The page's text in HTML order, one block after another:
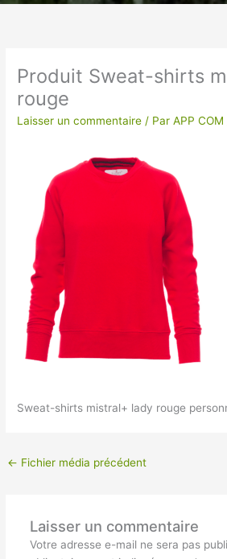
VÊTEMENTS ET OBJETS À
PERSONNALISER EN BRODERIE POUR
QUALITE OPTIMALE ou IMPRESSION
Produit Sweat-shirts
rouge
Laisser un commentaire / ParAPP COM
Sweat-shirts mistral+ lady rouge
← Fichier média précédent
Laisser un commentaire
Votre adresse e-mail ne sera pas